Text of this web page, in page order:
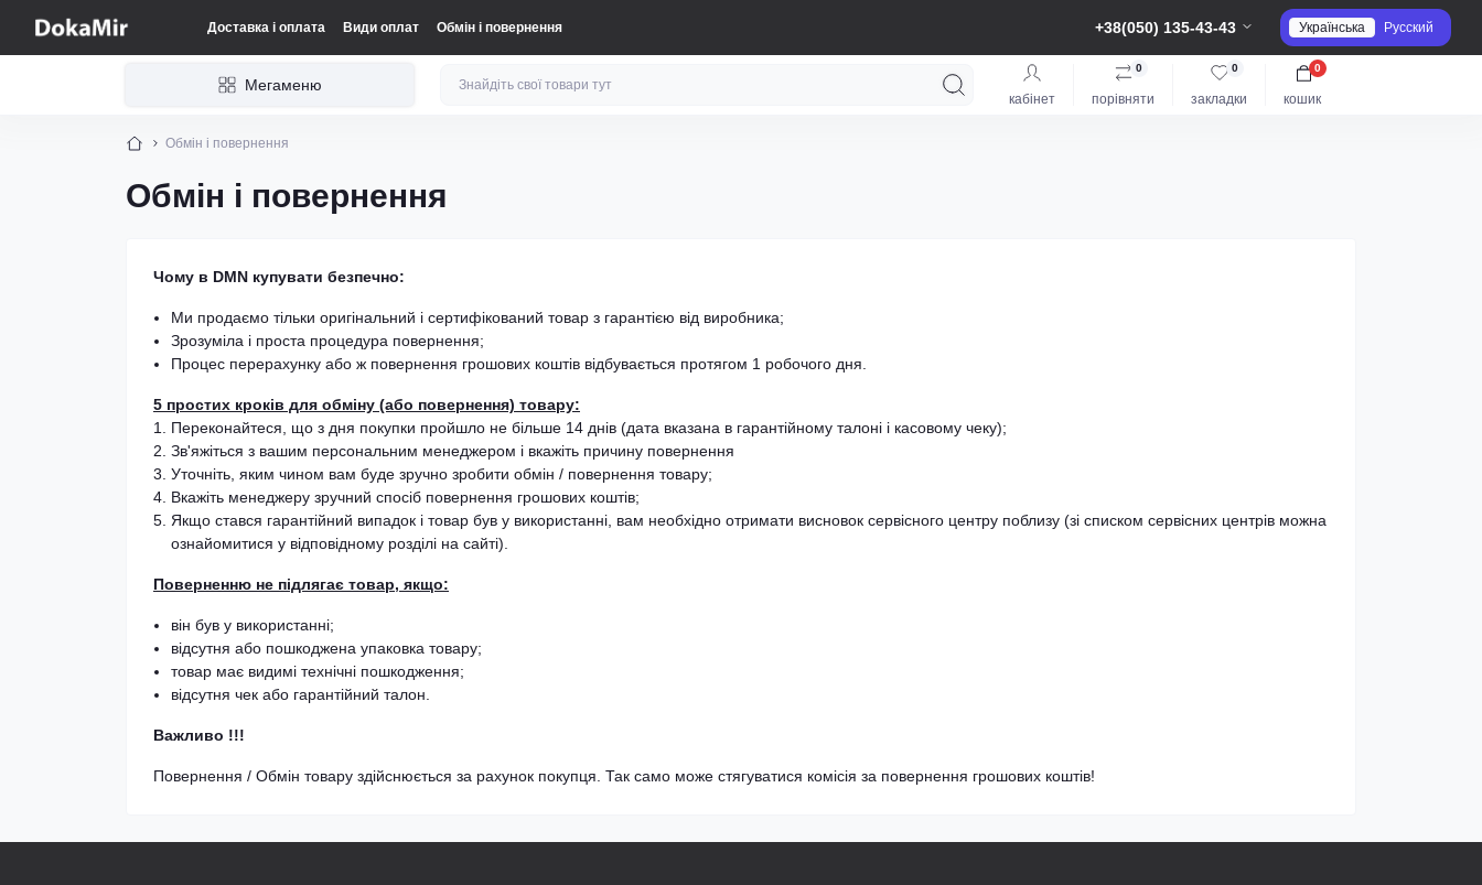
Доставка і оплата Види оплат Обмін і повернення +38(050) 135-43-43 Українська Русский
Мегаменю
кабінет порівняти
0
закладки
0
кошик
0
Обмін і повернення
Обмін і повернення
Чому в DMN купувати безпечно:
Ми продаємо тільки оригінальний і сертифікований товар з гарантією від виробника;
Зрозуміла і проста процедура повернення;
Процес перерахунку або ж повернення грошових коштів відбувається протягом 1 робочого дня.
5 простих кроків для обміну (або повернення) товару:
Переконайтеся, що з дня покупки пройшло не більше 14 днів (дата вказана в гарантійному талоні і касовому чеку);
Зв'яжіться з вашим персональним менеджером і вкажіть причину повернення
Уточніть, яким чином вам буде зручно зробити обмін / повернення товару;
Вкажіть менеджеру зручний спосіб повернення грошових коштів;
Якщо стався гарантійний випадок і товар був у використанні, вам необхідно отримати висновок сервісного центру поблизу (зі списком сервісних центрів можна
ознайомитися у відповідному розділі на сайті).
Поверненню не підлягає товар, якщо:
він був у використанні;
відсутня або пошкоджена упаковка товару;
товар має видимі технічні пошкодження;
відсутня чек або гарантійний талон.
Важливо !!!
Повернення / Обмін товару здійснюється за рахунок покупця. Так само може стягуватися комісія за повернення грошових коштів!